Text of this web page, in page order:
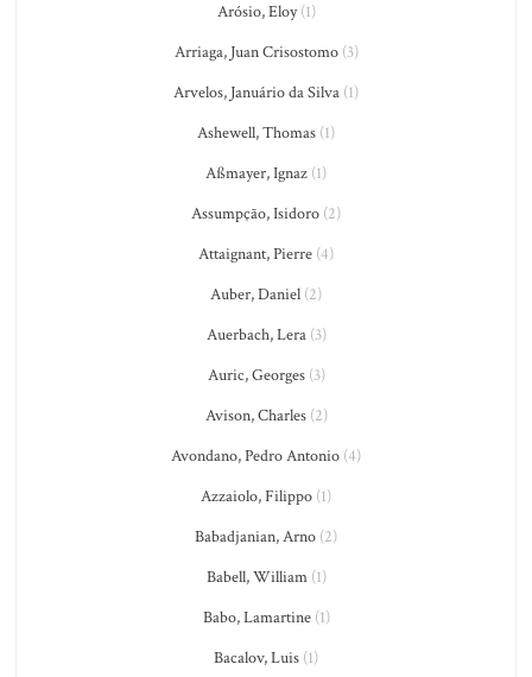
Arósio, Eloy(1)
Arriaga, Juan Crisostomo(3)
Arvelos, Januário da Silva (1)
Ashewell, Thomas (1)
Aßmayer, Ignaz (1)
Assumpção, Isidoro (2)
Attaignant, Pierre (4)
Auber, Daniel (2)
Auerbach, Lera(3)
Auric, Georges(3)
Avison, Charles(2)
Avondano, Pedro Antonio (4)
Azzaiolo, Filippo (1)
Babadjanian, Arno (2)
Babell, William(1)
Babo, Lamartine(1)
Bacalov, Luis (1)